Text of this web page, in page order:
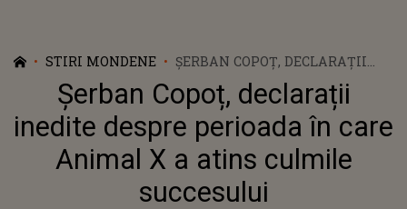
STIRI MONDENE
ȘERBAN COPOȚ, DECLARAȚII
INEDITE DESPRE PERIOADA ÎN
CARE ANIMAL X A ATINS
CULMILE SUCCESULUI
Șerban Copoț, declarații
inedite despre perioada în care
Animal X a atins culmile
succesului